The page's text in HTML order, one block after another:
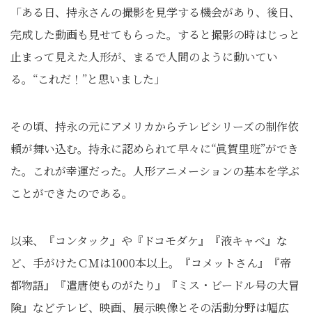
「ある日、持永さんの撮影を見学する機会があり、後日、
完成した動画も見せてもらった。すると撮影の時はじっと
止まって見えた人形が、まるで人間のように動いてい
る。“これだ！”と思いました」
その頃、持永の元にアメリカからテレビシリーズの制作依
頼が舞い込む。持永に認められて早々に“眞賀里班”ができ
た。これが幸運だった。人形アニメーションの基本を学ぶ
ことができたのである。
以来、『コンタック』や『ドコモダケ』『液キャベ』な
ど、手がけたＣＭは1000本以上。『コメットさん』『帝
都物語』『遣唐使ものがたり』『ミス・ビードル号の大冒
険』などテレビ、映画、展示映像とその活動分野は幅広